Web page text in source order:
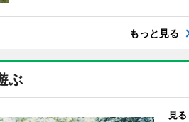
もっと見る
ぶ
見